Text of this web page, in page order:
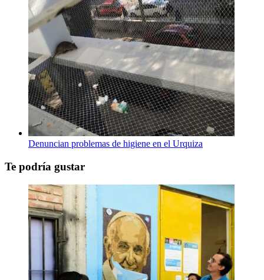
Denuncian problemas de higiene en el Urquiza
Te podría gustar